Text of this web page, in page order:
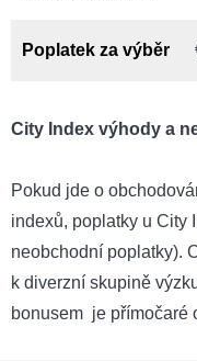
Poplatek za výběr
City Index výhody a
Pokud jde o
indexů, poplatky u City
neobchodní poplatky).
k diverzní skupině
bonusem je přímočaré